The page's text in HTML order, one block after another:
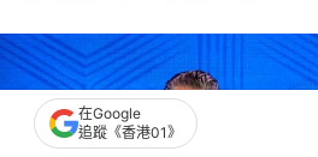
在Google
追蹤《香港01》